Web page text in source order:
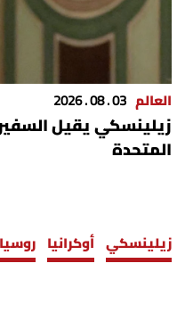
العالم 03 . 08 . 2026
زيلينسكي يقيل
المتحدة
زيلينسكي أوكرانيا روسيا